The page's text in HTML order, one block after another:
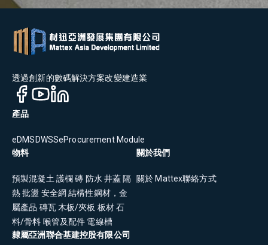
透過創新的數碼解決方案改變建造業
產品
eDMS DWSSeProcurement Module
物料
預製混凝土 護欄磚 防水 井蓋 隔
熱 批盪 安全網 結構性鋼材，金
屬產品 磚瓦 木板/夾板 板材石
料/骨料 喉管及配件 電線槽
關於我們
關於 Mattex聯絡方式
隸屬亞洲聯合基建控股有限公司